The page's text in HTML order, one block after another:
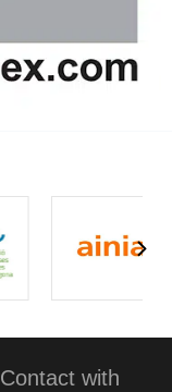
Contact with